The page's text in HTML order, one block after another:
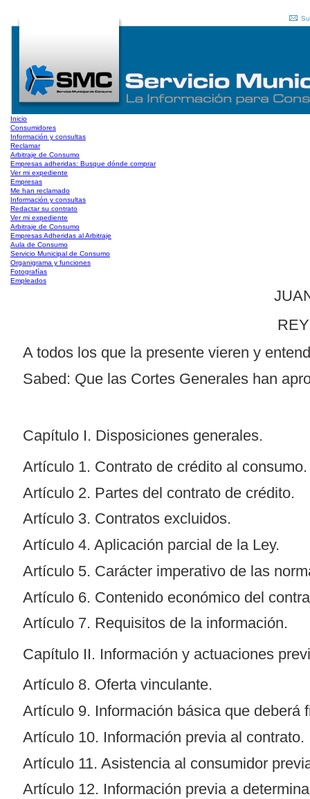
Inicio
Consumidores
Información y consultas
Reclamar
Arbitraje de Consumo
Empresas adheridas: Busque dónde comprar
Ver mi expediente
Empresas
Me han reclamado
Información y consultas
Redactar su contrato
Ver mi expediente
Arbitraje de Consumo
Empresas Adheridas al Arbitraje
Aula de Consumo
Servicio Municipal de Consumo
Organigrama y funciones
Fotografías
Empleados
A todos los que la presente vieren y
Sabed: Que las Cortes Generales han
Capítulo I. Disposiciones generales.
Artículo 1. Contrato de crédito al consumo.
Artículo 2. Partes del contrato de crédito.
Artículo 3. Contratos excluidos.
Artículo 4. Aplicación parcial de la Ley.
Artículo 5. Carácter imperativo de las
Artículo 6. Contenido económico del
Artículo 7. Requisitos de la información.
Capítulo II. Información y actuaciones
Artículo 8. Oferta vinculante.
Artículo 9. Información básica que deberá
Artículo 10. Información previa al contrato.
Artículo 11. Asistencia al consumidor
Artículo 12. Información previa a